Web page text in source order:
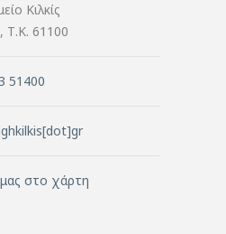
Κιλκίς
Τ.Κ. 61100
51400
στο χάρτη